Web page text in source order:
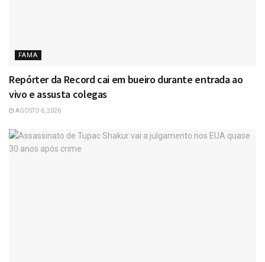
FAMA
Repórter da Record cai em bueiro durante entrada ao
vivo e assusta colegas
AGOSTO 6, 2026